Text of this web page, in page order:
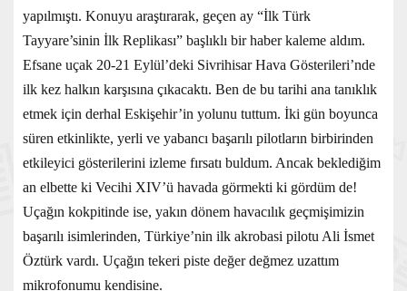
yapılmıştı. Konuyu araştırarak, geçen ay “İlk Türk
Tayyare’sinin İlk Replikası” başlıklı bir haber kaleme aldım.
Efsane uçak 20-21 Eylül’deki Sivrihisar Hava Gösterileri’nde
ilk kez halkın karşısına çıkacaktı. Ben de bu tarihi ana tanıklık
etmek için derhal Eskişehir’in yolunu tuttum. İki gün boyunca
süren etkinlikte, yerli ve yabancı başarılı pilotların birbirinden
etkileyici gösterilerini izleme fırsatı buldum. Ancak beklediğim
an elbette ki Vecihi XIV’ü havada görmekti ki gördüm de!
Uçağın kokpitinde ise, yakın dönem havacılık geçmişimizin
başarılı isimlerinden, Türkiye’nin ilk akrobasi pilotu Ali İsmet
Öztürk vardı. Uçağın tekeri piste değer değmez uzattım
mikrofonumu kendisine.